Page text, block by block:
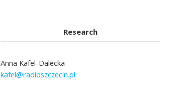
Research
Anna Kafel-Dalecka
kafel@radioszczecin.pl